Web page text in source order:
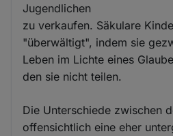
Jugendlichen
zu verkaufen. Säkulare
"überwältigt", indem sie
Leben im Lichte eines
den sie nicht teilen.
Die Unterschiede zwischen
offensichtlich eine eher